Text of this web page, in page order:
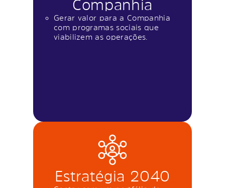
Companhia
Gerar valor para a Companhia
com programas sociais que
viabilizem as operações.
Estratégia 2040